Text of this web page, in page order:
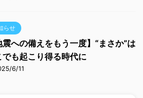
らせ
震への備えをもう一度】“まさか”は
でも起こり得る時代に
6/11